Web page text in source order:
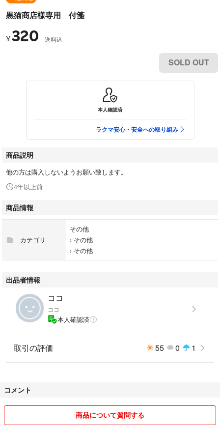
黒猫商店様専用 付箋
¥320 送料込
SOLD OUT
本人確認済
ラクマ安心・安全への取り組み
商品説明
他の方は購入しないようお願い致します。
4年以上前
商品情報
カテゴリ
その他
› その他
› その他
出品者情報
ココ
ココ
本人確認済
取引の評価 55 0 1
コメント
商品について質問する